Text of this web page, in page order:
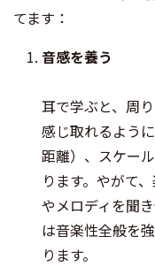
てます：
音感を養う
耳で学ぶと、周
感じ取れるよう
距離）、スケー
ります。やがて
やメロディを聞
は音楽性全般を
ります。